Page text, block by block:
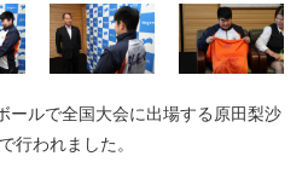
ルで全国大会に出場する原田梨沙
行われました。